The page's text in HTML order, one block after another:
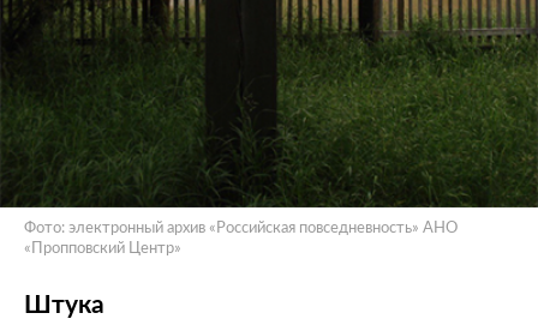
Фото: электронный архив «Российская повседневность» АНО
«Пропповский Центр»
Штука